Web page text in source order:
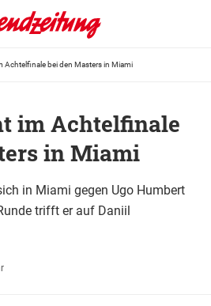
Achtelfinale bei den Masters in Miami
im Achtelfinale
in Miami
in Miami gegen Ugo Humbert
trifft er auf Daniil